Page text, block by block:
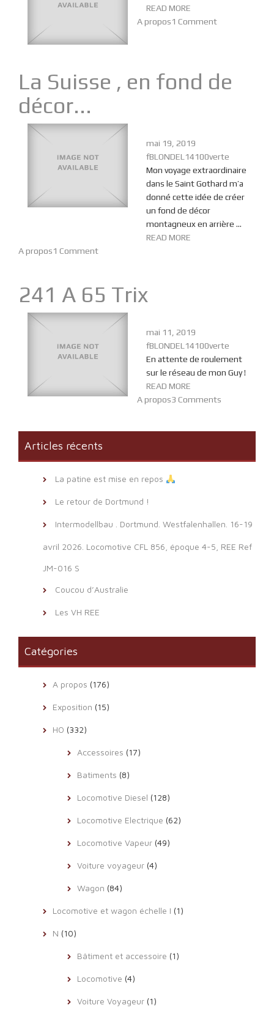
READ MORE
A propos1 Comment
La Suisse , en fond de
décor...
mai 19, 2019
fBLONDEL14100verte
Mon voyage extraordinaire
dans le Saint Gothard m’a
donné cette idée de créer
un fond de décor
montagneux en arrière ...
READ MORE
A propos1 Comment
241 A 65 Trix
mai 11, 2019
fBLONDEL14100verte
En attente de roulement
sur le réseau de mon Guy !
READ MORE
A propos3 Comments
Articles récents
La patine est mise en repos
Le retour de Dortmund !
Intermodellbau . Dortmund. Westfalenhallen. 16-19
avril 2026. Locomotive CFL 856, époque 4-5, REE Ref
JM-016 S
Coucou d’Australie
Les VH REE
Catégories
A propos (176)
Exposition (15)
HO (332)
Accessoires (17)
Batiments (8)
Locomotive Diesel (128)
Locomotive Electrique (62)
Locomotive Vapeur (49)
Voiture voyageur (4)
Wagon (84)
Locomotive et wagon échelle I (1)
N (10)
Bâtiment et accessoire (1)
Locomotive (4)
Voiture Voyageur (1)